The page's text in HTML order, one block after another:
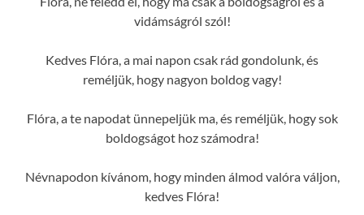
vidámságról szól!
Kedves Flóra, a mai napon csak rád gondolunk, és
reméljük, hogy nagyon boldog vagy!
Flóra, a te napodat ünnepeljük ma, és reméljük, hogy sok
boldogságot hoz számodra!
Névnapodon kívánom, hogy minden álmod valóra váljon,
kedves Flóra!